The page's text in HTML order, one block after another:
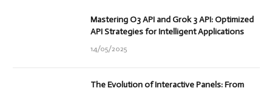
Mastering O3 API and Grok 3 API: Optimized
API Strategies for Intelligent Applications
14/05/2025
The Evolution of Interactive Panels: From